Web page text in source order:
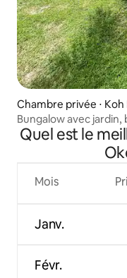
Chambre privée ⋅ Koh
Bungalow avec jardin,
Quel est le
Mois
Janv.
Févr.